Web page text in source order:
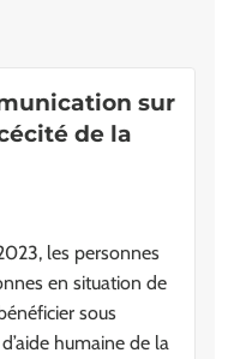
sur
de la
les personnes
en situation de
sous
humaine de la